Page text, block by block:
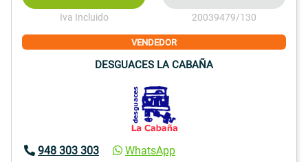
Iva Incluido 20039479/130
VENDEDOR
DESGUACES LA CABAÑA
948 303 303
WhatsApp